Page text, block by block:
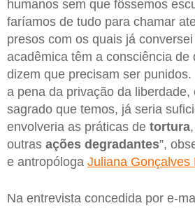
humanos sem que fôssemos
faríamos de tudo para chamar
presos com os quais já
acadêmica têm a consciência de
dizem que precisam ser
a pena da privação da liberdade,
sagrado que temos, já seria
envolveria as práticas de tortura
outras ações degradantes”,
e antropóloga Juliana Gonçalves
Na entrevista concedida por e-